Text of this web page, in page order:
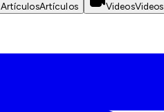
ArtículosArtículos VideosVideos